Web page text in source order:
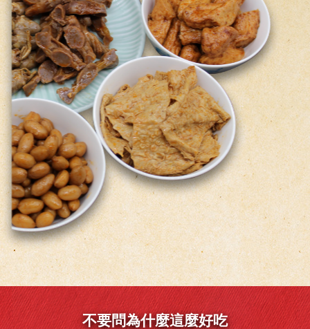
不要問為什麼這麼好吃